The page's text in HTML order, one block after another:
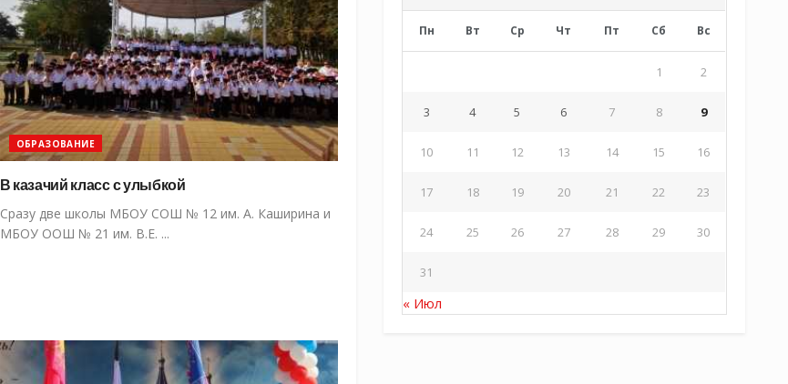
ОБРАЗОВАНИЕ
В казачий класс с улыбкой
Сразу две школы МБОУ СОШ № 12 им. А. Каширина и
МБОУ ООШ № 21 им. В.Е. ...
Пн Вт Ср Чт Пт Сб Вс
1 2
3 4 5 6 7 8 9
10 11 12 13 14 15 16
17 18 19 20 21 22 23
24 25 26 27 28 29 30
31
« Июл